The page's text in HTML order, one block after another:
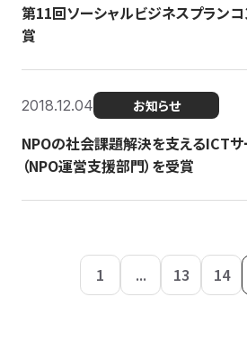
第11回ソーシャルビジネスプラン
賞
2018.12.04 お知らせ
NPOの社会課題解決を支えるICT
（NPO運営支援部門）を受賞
1 ... 13 14